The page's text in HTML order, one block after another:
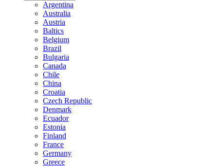
Argentina
Australia
Austria
Baltics
Belgium
Brazil
Bulgaria
Canada
Chile
China
Croatia
Czech Republic
Denmark
Ecuador
Estonia
Finland
France
Germany
Greece